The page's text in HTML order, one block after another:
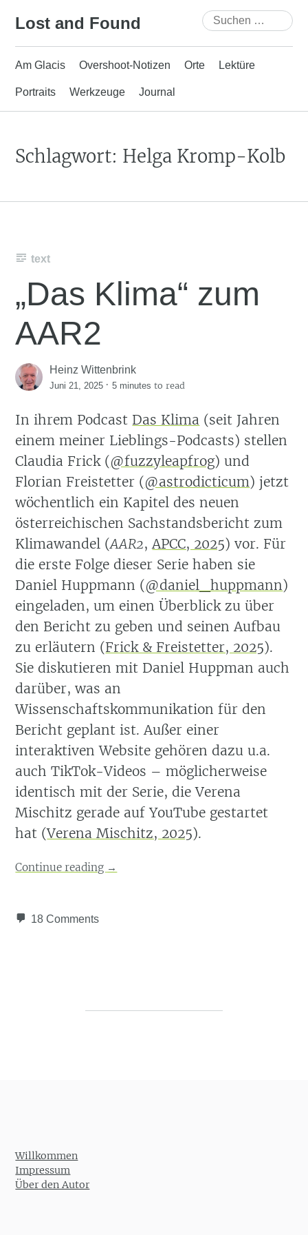
Lost and Found
Suchen
nach:
Am Glacis Overshoot-Notizen Orte Lektüre
Portraits Werkzeuge Journal
Schlagwort: Helga Kromp-Kolb
text
„Das Klima“ zum
AAR2
Heinz Wittenbrink
Juni 21, 2025 ·5 minutes to read
In ihrem Podcast Das Klima (seit Jahren
einem meiner Lieblings-Podcasts) stellen
Claudia Frick (@fuzzyleapfrog) und
Florian Freistetter (@astrodicticum) jetzt
wöchentlich ein Kapitel des neuen
österreichischen Sachstandsbericht zum
Klimawandel (AAR2,APCC, 2025) vor. Für
die erste Folge dieser Serie haben sie
Daniel Huppmann (@daniel_huppmann)
eingeladen, um einen Überblick zu über
den Bericht zu geben und seinen Aufbau
zu erläutern (Frick & Freistetter, 2025).
Sie diskutieren mit Daniel Huppman auch
darüber, was an
Wissenschaftskommunikation für den
Bericht geplant ist. Außer einer
interaktiven Website gehören dazu u.a.
auch TikTok-Videos – möglicherweise
identisch mit der Serie, die Verena
Mischitz gerade auf YouTube gestartet
hat (Verena Mischitz, 2025).
Continue reading →
18 Comments
Willkommen
Impressum
Über den Autor